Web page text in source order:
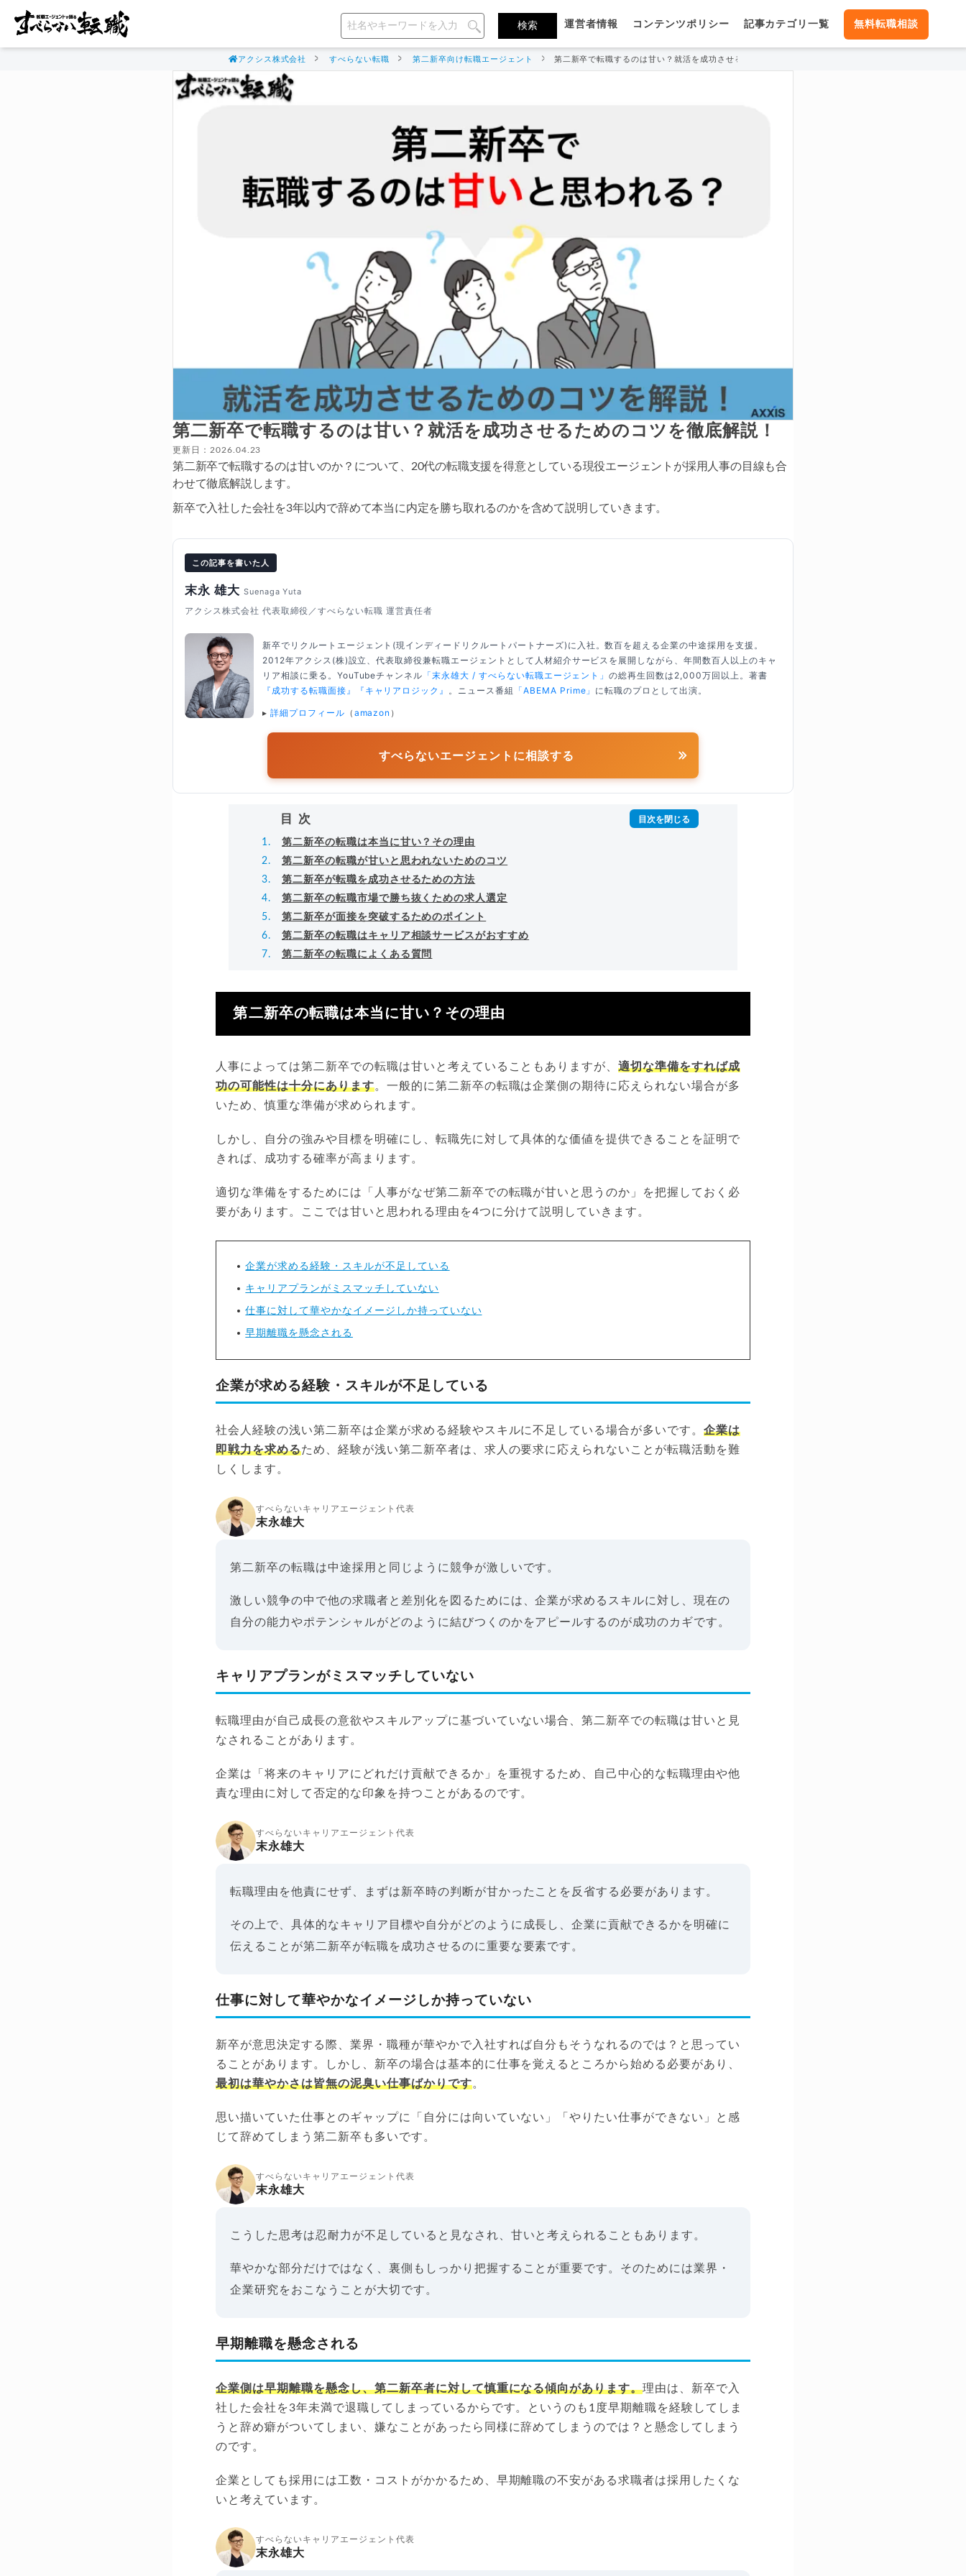
運営者情報 コンテンツポリシー 記事カテゴリ一覧 無料転職相談
アクシス株式会社 すべらない転職 第二新卒向け転職エージェント 第二新卒で転職するのは甘い？就活を成功させるためのコツを徹底解説！
第二新卒で転職するのは甘い？就活を成功させるためのコツを徹底解説！
更新日：2026.04.23
第二新卒で転職するのは甘いのか？について、20代の転職支援を得意としている現役エージェントが採用人事の目線も合
わせて徹底解説します。
新卒で入社した会社を3年以内で辞めて本当に内定を勝ち取れるのかを含めて説明していきます。
この記事を書いた人
末永 雄大 Suenaga Yuta
アクシス株式会社 代表取締役／すべらない転職 運営責任者
新卒でリクルートエージェント(現インディードリクルートパートナーズ)に入社。数百を超える企業の中途採用を支援。
2012年アクシス(株)設立、代表取締役兼転職エージェントとして人材紹介サービスを展開しながら、年間数百人以上のキャ
リア相談に乗る。YouTubeチャンネル 「末永雄大 / すべらない転職エージェント」の総再生回数は2,000万回以上。著書
『成功する転職面接』
『キャリアロジック』 。ニュース番組 「ABEMA Prime」 に転職のプロとして出演。
▸ 詳細プロフィール （ amazon ）
すべらないエージェントに相談する
目次
第二新卒の転職は本当に甘い？その理由
第二新卒の転職が甘いと思われないためのコツ
第二新卒が転職を成功させるための方法
第二新卒の転職市場で勝ち抜くための求人選定
第二新卒が面接を突破するためのポイント
第二新卒の転職はキャリア相談サービスがおすすめ
第二新卒の転職によくある質問
第二新卒の転職は本当に甘い？その理由
人事によっては第二新卒での転職は甘いと考えていることもありますが、適切な準備をすれば成
功の可能性は十分にあります。一般的に第二新卒の転職は企業側の期待に応えられない場合が多
いため、慎重な準備が求められます。
しかし、自分の強みや目標を明確にし、転職先に対して具体的な価値を提供できることを証明で
きれば、成功する確率が高まります。
適切な準備をするためには「人事がなぜ第二新卒での転職が甘いと思うのか」を把握しておく必
要があります。ここでは甘いと思われる理由を4つに分けて説明していきます。
企業が求める経験・スキルが不足している
キャリアプランがミスマッチしていない
仕事に対して華やかなイメージしか持っていない
早期離職を懸念される
企業が求める経験・スキルが不足している
社会人経験の浅い第二新卒は企業が求める経験やスキルに不足している場合が多いです。 企業は
即戦力を求めるため、経験が浅い第二新卒者は、求人の要求に応えられないことが転職活動を難
しくします。
すべらないキャリアエージェント代表
末永雄大
第二新卒の転職は中途採用と同じように競争が激しいです。
激しい競争の中で他の求職者と差別化を図るためには、企業が求めるスキルに対し、現在の
自分の能力やポテンシャルがどのように結びつくのかをアピールするのが成功のカギです。
キャリアプランがミスマッチしていない
転職理由が自己成長の意欲やスキルアップに基づいていない場合、第二新卒での転職は甘いと見
なされることがあります。
企業は「将来のキャリアにどれだけ貢献できるか」を重視するため、自己中心的な転職理由や他
責な理由に対して否定的な印象を持つことがあるのです。
すべらないキャリアエージェント代表
末永雄大
転職理由を他責にせず、まずは新卒時の判断が甘かったことを反省する必要があります。
その上で、具体的なキャリア目標や自分がどのように成長し、企業に貢献できるかを明確に
伝えることが第二新卒が転職を成功させるのに重要な要素です。
仕事に対して華やかなイメージしか持っていない
新卒が意思決定する際、業界・職種が華やかで入社すれば自分もそうなれるのでは？と思ってい
ることがあります。しかし、新卒の場合は基本的に仕事を覚えるところから始める必要があり、
最初は華やかさは皆無の泥臭い仕事ばかりです。
思い描いていた仕事とのギャップに「自分には向いていない」「やりたい仕事ができない」と感
じて辞めてしまう第二新卒も多いです。
すべらないキャリアエージェント代表
末永雄大
こうした思考は忍耐力が不足していると見なされ、甘いと考えられることもあります。
華やかな部分だけではなく、裏側もしっかり把握することが重要です。そのためには業界・
企業研究をおこなうことが大切です。
早期離職を懸念される
企業側は早期離職を懸念し、第二新卒者に対して慎重になる傾向があります。理由は、新卒で入
社した会社を3年未満で退職してしまっているからです。というのも1度早期離職を経験してしま
うと辞め癖がついてしまい、嫌なことがあったら同様に辞めてしまうのでは？と懸念してしまう
のです。
企業としても採用には工数・コストがかかるため、早期離職の不安がある求職者は採用したくな
いと考えています。
すべらないキャリアエージェント代表
末永雄大